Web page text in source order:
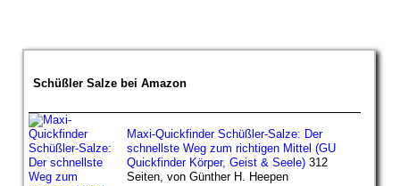
Schüßler Salze bei Amazon
Maxi-Quickfinder Schüßler-Salze: Der
schnellste Weg zum richtigen Mittel (GU
Quickfinder Körper, Geist & Seele) 312
Seiten, von Günther H. Heepen